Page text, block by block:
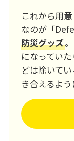
これから用
なのが「
防災グッズ
になってい
どは除いて
き合えるよう